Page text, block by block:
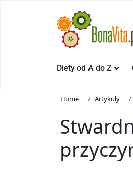
Diety od A do Z
Home Artykuły